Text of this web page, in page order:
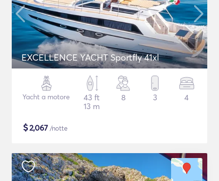
EXCELLENCE YACHT Sportfly 41xl
Yacht a motore
43 ft
13 m
8 3 4
$2,067 /notte